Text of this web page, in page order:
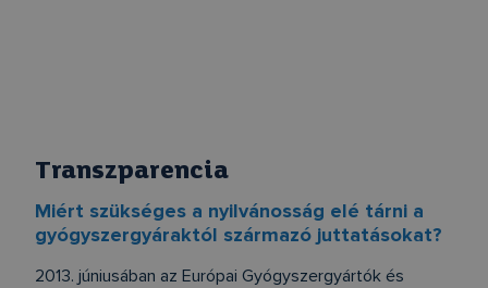
Transzparencia
Miért szükséges a nyilvánosság elé tárni a
gyógyszergyáraktól származó juttatásokat?
2013. júniusában az Európai Gyógyszergyártók és